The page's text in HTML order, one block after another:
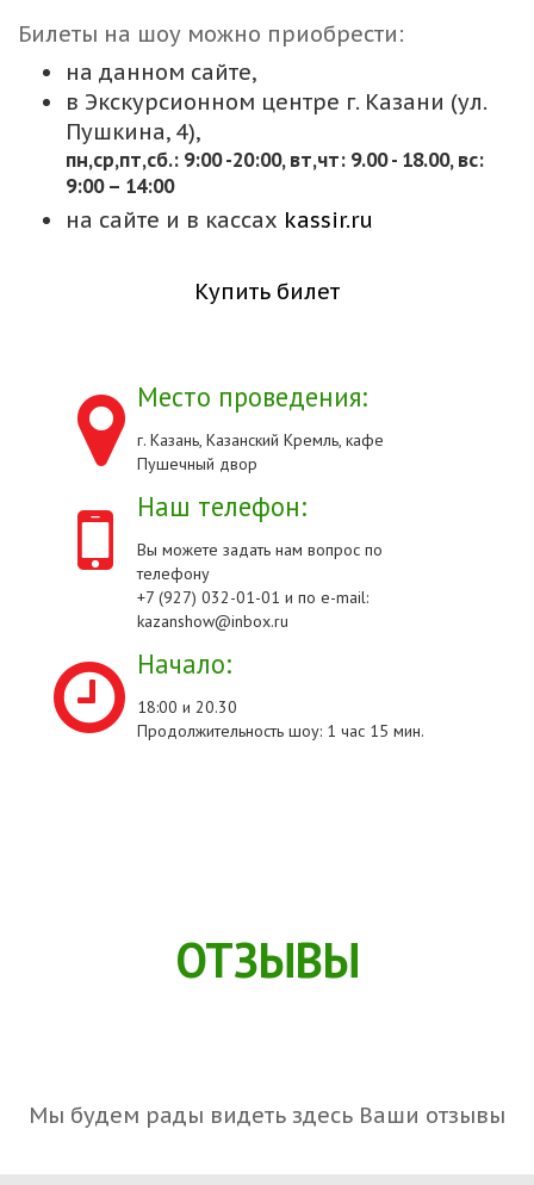
Билеты на шоу можно приобрести:
на данном сайте,
в Экскурсионном центре г. Казани (ул.
Пушкина, 4),
пн,cр,пт,сб.: 9:00 -20:00, вт,чт: 9.00 - 18.00, вс:
9:00 – 14:00
на сайте и в кассах kassir.ru
Купить билет
Место проведения:
г. Казань, Казанский Кремль, кафе
Пушечный двор
Наш телефон:
Вы можете задать нам вопрос по
телефону
+7 (927) 032-01-01 и по e-mail:
kazanshow@inbox.ru
Начало:
18:00 и 20.30
Продолжительность шоу: 1 час 15 мин.
ОТЗЫВЫ
Мы будем рады видеть здесь Ваши отзывы